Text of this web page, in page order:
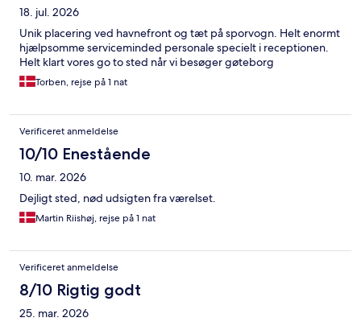
18. jul. 2026
Unik placering ved havnefront og tæt på sporvogn. Helt enormt
hjælpsomme serviceminded personale specielt i receptionen.
Helt klart vores go to sted når vi besøger gøteborg
Torben, rejse på 1 nat
Verificeret anmeldelse
10/10 Enestående
10. mar. 2026
Dejligt sted, nød udsigten fra værelset.
Martin Riishøj, rejse på 1 nat
Verificeret anmeldelse
8/10 Rigtig godt
25. mar. 2026